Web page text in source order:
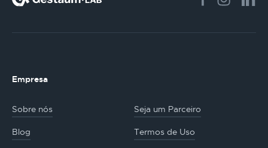
Empresa
Sobre nós Seja um Parceiro
Blog Termos de Uso